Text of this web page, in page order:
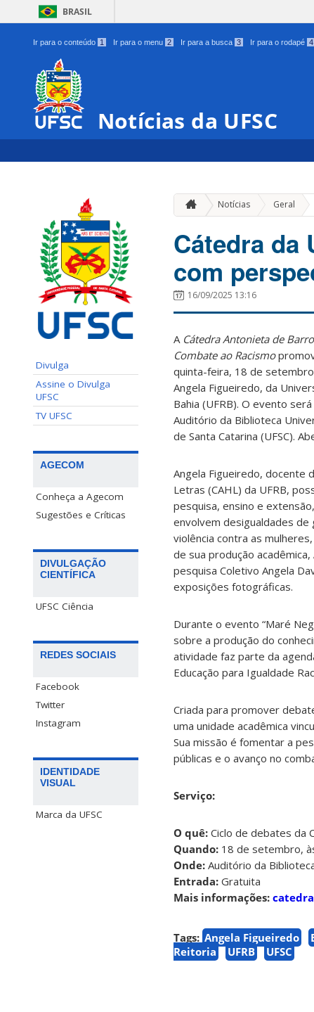
BRASIL
Ir para o conteúdo 1 Ir para o menu 2 Ir para a busca 3 Ir para o rodapé 4
Notícias da UFSC
Divulga
Assine o Divulga
UFSC
TV UFSC
AGECOM
Conheça a Agecom
Sugestões e Críticas
DIVULGAÇÃO
CIENTÍFICA
UFSC Ciência
REDES SOCIAIS
Facebook
Twitter
Instagram
IDENTIDADE
VISUAL
Marca da UFSC
Notícias Geral »
Cátedra da
com
16/09/2025 13:16
A Cátedra Antonieta de
Combate ao Racismo
quinta-feira, 18 de
Angela Figueiredo, da
Bahia (UFRB). O evento
Auditório da Biblioteca
de Santa Catarina (UFSC).
Angela Figueiredo, docente
Letras (CAHL) da UFRB,
pesquisa, ensino e
envolvem desigualdades
violência contra as
de sua produção
pesquisa Coletivo Angela
exposições fotográficas.
Durante o evento “Maré
sobre a produção do
atividade faz parte da
Educação para Igualdade
Criada para promover
uma unidade acadêmica
Sua missão é fomentar a
públicas e o avanço no
Serviço:
O quê: Ciclo de debates da
Quando: 18 de setembro,
Onde: Auditório da
Entrada: Gratuita
Mais informações:
Tags: Angela Figueiredo
Reitoria
UFRB UFSC